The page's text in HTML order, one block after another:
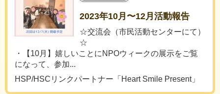
2023年10月〜12月活動報告
☆交流会（市民活動センターにて）
☆
・【10月】嬉しいことにNPOウィークの展示をご覧
になって、参加...
HSP/HSCリンクパートナー「Heart Smile Present」